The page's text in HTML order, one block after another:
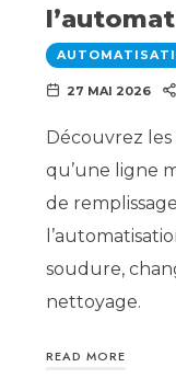
27 MAI 2026
Découvrez
qu’une ligne
de
soudure,
nettoyage.
READ MORE